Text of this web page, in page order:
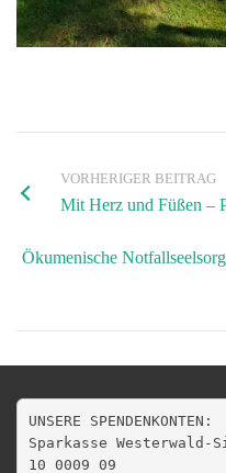
VORHERIGER BEITRAG
Mit Herz und Füßen –
Ökumenische
UNSERE SPENDENKONTEN:
Sparkasse Westerwald-
10 0009 09